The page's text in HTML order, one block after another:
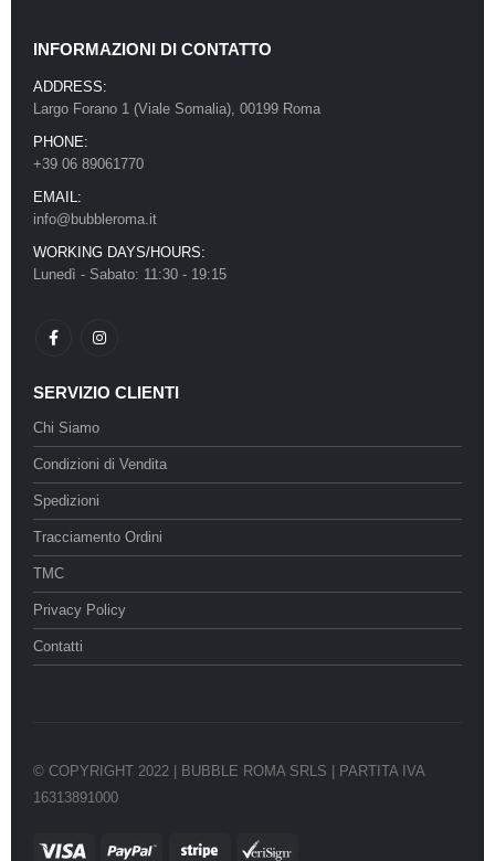
INFORMAZIONI DI CONTATTO
ADDRESS:
Largo Forano 1 (Viale Somalia), 00199 Roma
PHONE:
+39 06 89061770
EMAIL:
info@bubbleroma.it
WORKING DAYS/HOURS:
Lunedì - Sabato: 11:30 - 19:15
SERVIZIO CLIENTI
Chi Siamo
Condizioni di Vendita
Spedizioni
Tracciamento Ordini
TMC
Privacy Policy
Contatti
© COPYRIGHT 2022 | BUBBLE ROMA SRLS | PARTITA IVA
16313891000